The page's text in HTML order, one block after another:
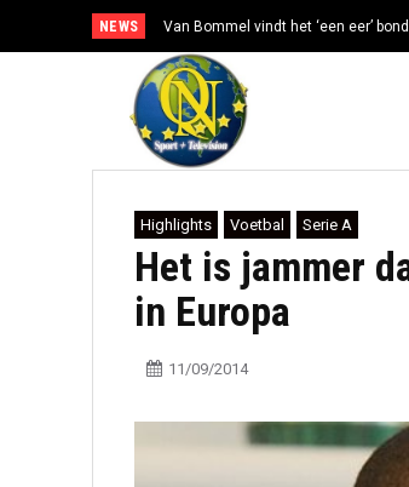
NEWS Van Bommel vindt het ‘een eer’
Highlights Voetbal Serie A
Het is jammer
in Europa
11/09/2014